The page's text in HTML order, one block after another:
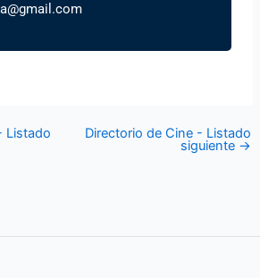
Listado Directorio de Cine - Listado
siguiente →